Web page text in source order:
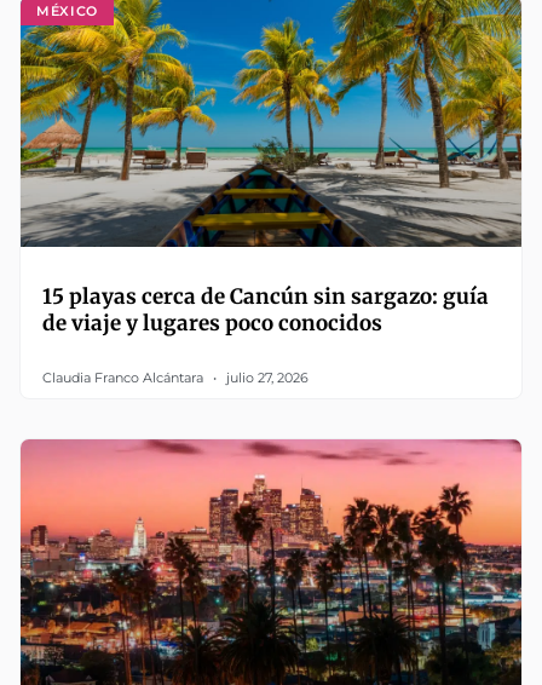
MÉXICO
15 playas cerca de Cancún sin sargazo: guía
de viaje y lugares poco conocidos
Claudia Franco Alcántara julio 27, 2026